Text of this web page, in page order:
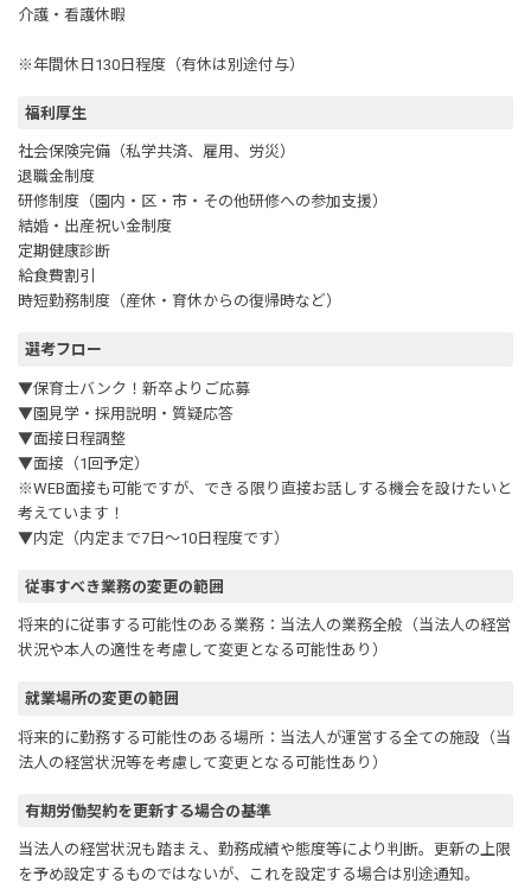
介護・看護休暇
※年間休日130日程度（有休は別途付与）
福利厚生
社会保険完備（私学共済、雇用、労災）
退職金制度
研修制度（園内・区・市・その他研修への参加支援）
結婚・出産祝い金制度
定期健康診断
給食費割引
時短勤務制度（産休・育休からの復帰時など）
選考フロー
▼保育士バンク！新卒よりご応募
▼園見学・採用説明・質疑応答
▼面接日程調整
▼面接（1回予定）
※WEB面接も可能ですが、できる限り直接お話しする機会を設けたいと
考えています！
▼内定（内定まで7日～10日程度です）
従事すべき業務の変更の範囲
将来的に従事する可能性のある業務：当法人の業務全般（当法人の経営
状況や本人の適性を考慮して変更となる可能性あり）
就業場所の変更の範囲
将来的に勤務する可能性のある場所：当法人が運営する全ての施設（当
法人の経営状況等を考慮して変更となる可能性あり）
有期労働契約を更新する場合の基準
当法人の経営状況も踏まえ、勤務成績や態度等により判断。更新の上限
を予め設定するものではないが、これを設定する場合は別途通知。